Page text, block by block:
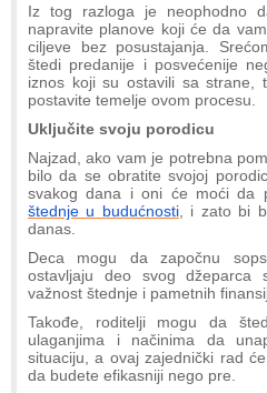
Iz tog razloga je neophodno
napravite planove koji će da
ciljeve bez posustajanja.
štedi predanije i posvećenije
iznos koji su ostavili sa
postavite temelje ovom procesu.
Uključite svoju porodicu
Najzad, ako vam je potrebna
bilo da se obratite svojoj
svakog dana i oni će moći da
štednje u budućnosti, i zato bi
danas.
Deca mogu da započnu
ostavljaju deo svog džeparca
važnost štednje i pametnih
Takođe, roditelji mogu da
ulaganjima i načinima da
situaciju, a ovaj zajednički rad
da budete efikasniji nego pre.